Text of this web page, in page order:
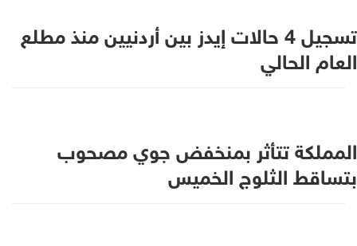
تسجيل 4 حالات إيدز بين أردنيين منذ مطلع
العام الحالي
المملكة تتأثر بمنخفض جوي مصحوب
بتساقط الثلوج الخميس